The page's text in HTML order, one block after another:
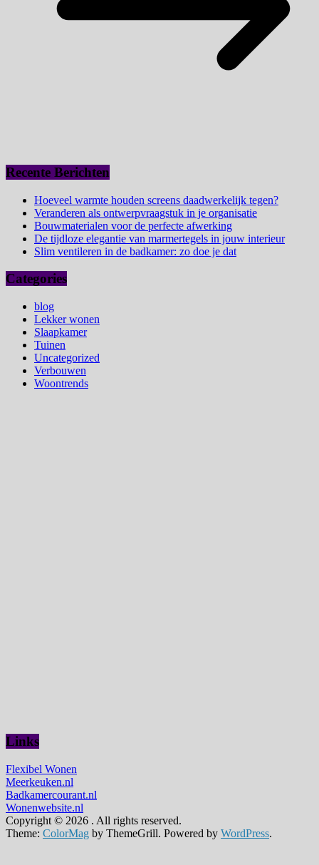
Recente Berichten
Hoeveel warmte houden screens daadwerkelijk tegen?
Veranderen als ontwerpvraagstuk in je organisatie
Bouwmaterialen voor de perfecte afwerking
De tijdloze elegantie van marmertegels in jouw interieur
Slim ventileren in de badkamer: zo doe je dat
Categories
blog
Lekker wonen
Slaapkamer
Tuinen
Uncategorized
Verbouwen
Woontrends
Links
Flexibel Wonen
Meerkeuken.nl
Badkamercourant.nl
Wonenwebsite.nl
Copyright © 2026 . All rights reserved.
Theme: ColorMag by ThemeGrill. Powered by WordPress.